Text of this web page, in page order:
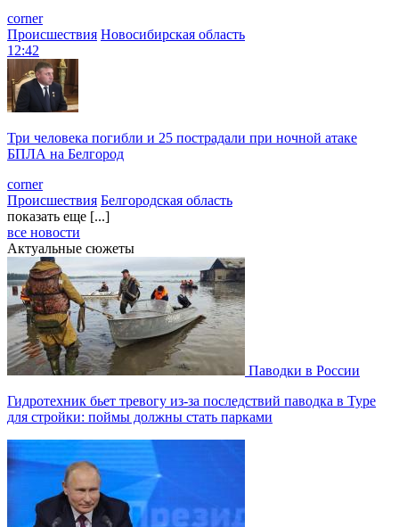
corner
Происшествия Новосибирская область
12:42
Три человека погибли и 25 пострадали при ночной атаке
БПЛА на Белгород
corner
Происшествия Белгородская область
показать еще [...]
все новости
Актуальные сюжеты
Паводки в России
Гидротехник бьет тревогу из-за последствий паводка в Туре
для стройки: поймы должны стать парками